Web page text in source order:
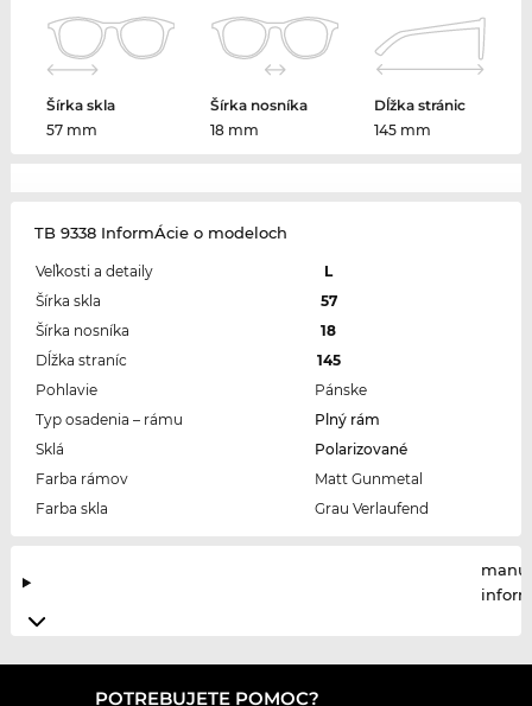
Šírka skla
57 mm
Šírka nosníka
18 mm
Dĺžka stránic
145 mm
TB 9338 InformÁcie o modeloch
Veľkosti a detaily
L
Šírka skla
57
Šírka nosníka
18
Dĺžka straníc
145
Pohlavie
Pánske
Typ osadenia – rámu
Plný rám
Sklá
Polarizované
Farba rámov
Matt Gunmetal
Farba skla
Grau Verlaufend
POTREBUJETE POMOC?